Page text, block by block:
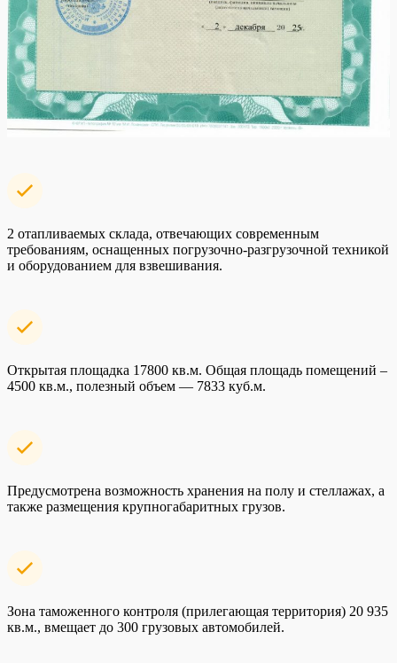
2 отапливаемых склада, отвечающих современным
требованиям, оснащенных погрузочно-разгрузочной техникой
и оборудованием для взвешивания.
Открытая площадка 17800 кв.м. Общая площадь помещений –
4500 кв.м., полезный объем — 7833 куб.м.
Предусмотрена возможность хранения на полу и стеллажах, а
также размещения крупногабаритных грузов.
Зона таможенного контроля (прилегающая территория) 20 935
кв.м., вмещает до 300 грузовых автомобилей.